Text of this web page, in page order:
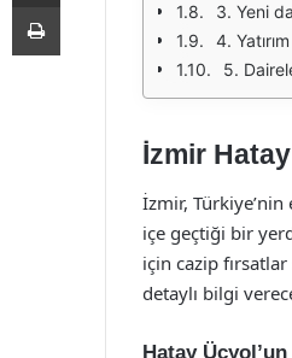
3. Yeni
4.
5.
İzmir Hatay
İzmir,
içe geçtiği bir
için cazip
detaylı bilgi
Hatay